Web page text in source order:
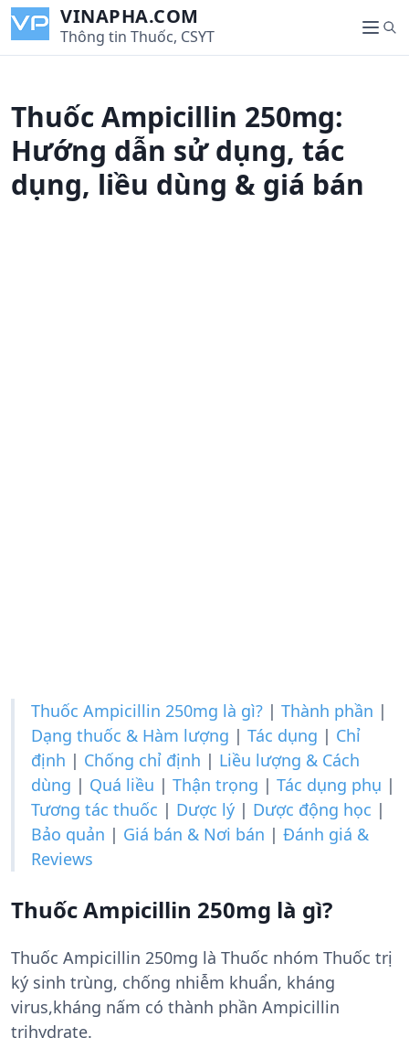
i
VINAPHA.COM
Thông tin Thuốc, CSYT
M
e
S
e
Thuốc Ampicillin 250mg:
Hướng dẫn sử dụng, tác
dụng, liều dùng & giá bán
Thuốc Ampicillin 250mg là gì? | Thành phần |
Dạng thuốc & Hàm lượng | Tác dụng | Chỉ
định | Chống chỉ định | Liều lượng & Cách
dùng | Quá liều | Thận trọng | Tác dụng phụ |
Tương tác thuốc | Dược lý | Dược động học |
Bảo quản | Giá bán & Nơi bán | Đánh giá &
Reviews
Thuốc Ampicillin 250mg là gì?
Thuốc Ampicillin 250mg là Thuốc nhóm Thuốc trị
ký sinh trùng, chống nhiễm khuẩn, kháng
virus,kháng nấm có thành phần Ampicillin
trihydrate.